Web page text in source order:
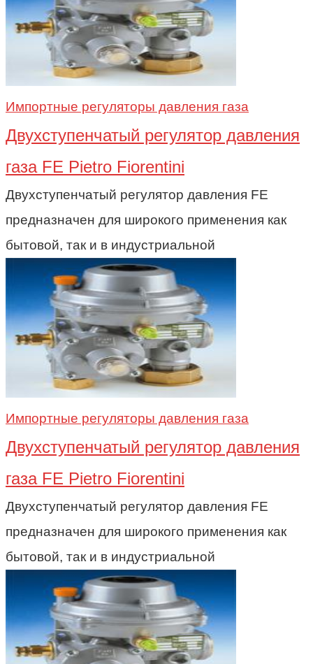
Импортные регуляторы давления газа
Двухступенчатый регулятор давления
газа FE Pietro Fiorentini
Двухступенчатый регулятор давления FE
предназначен для широкого применения как
бытовой, так и в индустриальной
Импортные регуляторы давления газа
Двухступенчатый регулятор давления
газа FE Pietro Fiorentini
Двухступенчатый регулятор давления FE
предназначен для широкого применения как
бытовой, так и в индустриальной